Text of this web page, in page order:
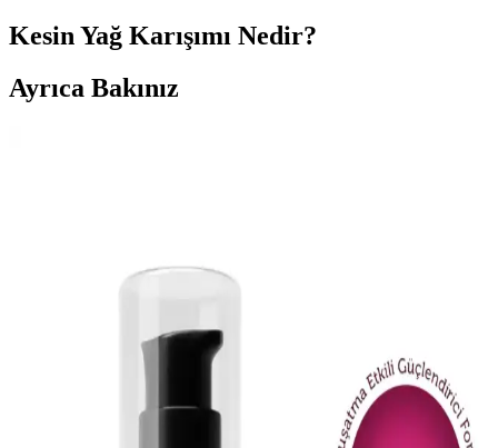
Kesin Yağ Karışımı Nedir?
Ayrıca Bakınız
tipleriyle uyum sağlar, saç derisini rahatlatır ve günlük bakımda
pratik kullanım sunar.
Color Naturel 5.5 Koyu Akaju Saç Boyası Türkiye
Üretimi Kalıcı ve Doğal Tonlar
Color Naturel 5.5 Koyu Akaju, Türkiye üretimi, kalıcı ve yüksek
kapama özelliğiyle öne çıkan krem formunda saç boyasıdır. Doğal
içerikleriyle saçlara parlaklık ve sağlık kazandırır.